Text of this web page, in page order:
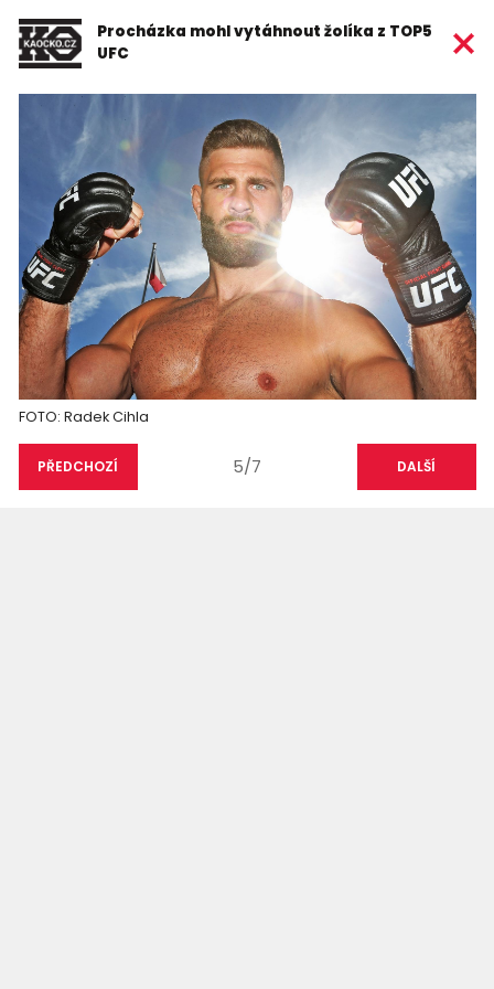
Procházka mohl vytáhnout žolíka z TOP5
UFC
FOTO: Radek Cihla
PŘEDCHOZÍ 5/7 DALŠÍ